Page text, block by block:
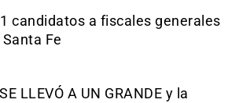
candidatos a fiscales generales
Fe
LLEVÓ A UN GRANDE y la